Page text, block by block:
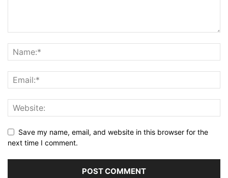
Save my name, email, and website in this browser for the
next time I comment.